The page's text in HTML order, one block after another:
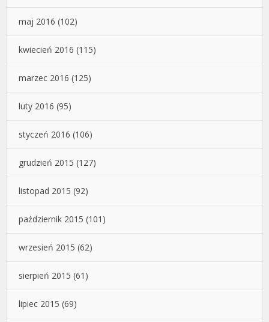
maj 2016 (102)
kwiecień 2016 (115)
marzec 2016 (125)
luty 2016 (95)
styczeń 2016 (106)
grudzień 2015 (127)
listopad 2015 (92)
październik 2015 (101)
wrzesień 2015 (62)
sierpień 2015 (61)
lipiec 2015 (69)